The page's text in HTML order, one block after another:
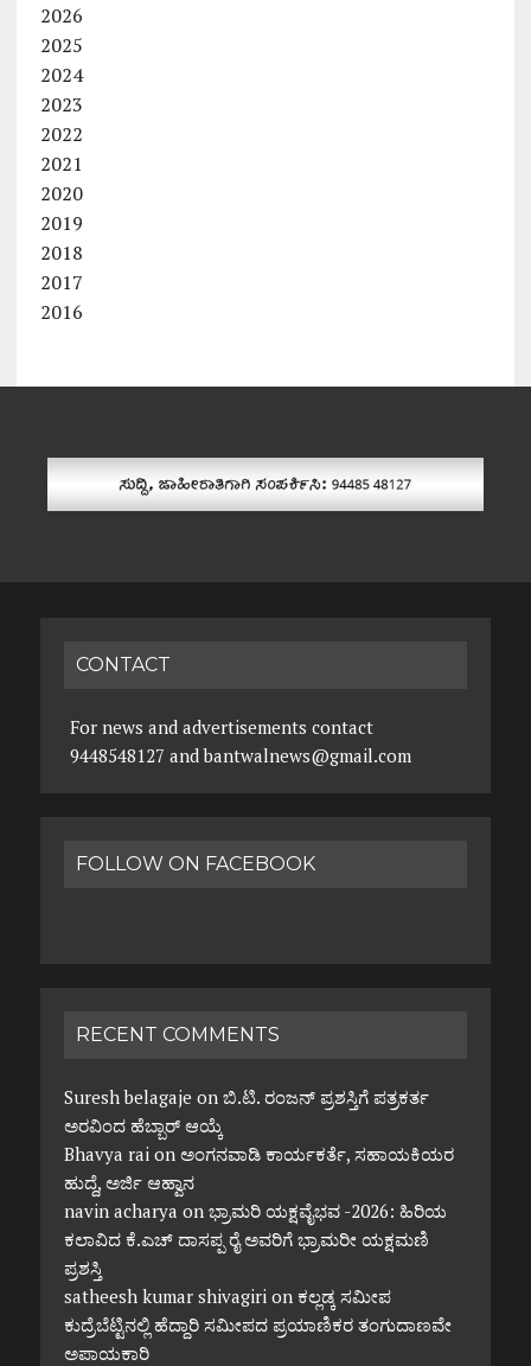
2026
2025
2024
2023
2022
2021
2020
2019
2018
2017
2016
CONTACT
For news and advertisements contact
9448548127 and bantwalnews@gmail.com
FOLLOW ON FACEBOOK
RECENT COMMENTS
Suresh belagaje on ಬಿ.ಟಿ. ರಂಜನ್ ಪ್ರಶಸ್ತಿಗೆ ಪತ್ರಕರ್ತ
ಅರವಿಂದ ಹೆಬ್ಬಾರ್ ಆಯ್ಕೆ
Bhavya raion ಅಂಗನವಾಡಿ ಕಾರ್ಯಕರ್ತೆ, ಸಹಾಯಕಿಯರ
ಹುದ್ದೆ, ಅರ್ಜಿ ಆಹ್ವಾನ
navin acharya on ಭ್ರಾಮರಿ ಯಕ್ಷವೈಭವ -2026: ಹಿರಿಯ
ಕಲಾವಿದ ಕೆ.ಎಚ್ ದಾಸಪ್ಪ ರೈ ಅವರಿಗೆ ಭ್ರಾಮರೀ ಯಕ್ಷಮಣಿ
ಪ್ರಶಸ್ತಿ
satheesh kumar shivagirion ಕಲ್ಲಡ್ಕ ಸಮೀಪ
ಕುದ್ರೆಬೆಟ್ಟಿನಲ್ಲಿ ಹೆದ್ದಾರಿ ಸಮೀಪದ ಪ್ರಯಾಣಿಕರ ತಂಗುದಾಣವೇ
ಅಪಾಯಕಾರಿ